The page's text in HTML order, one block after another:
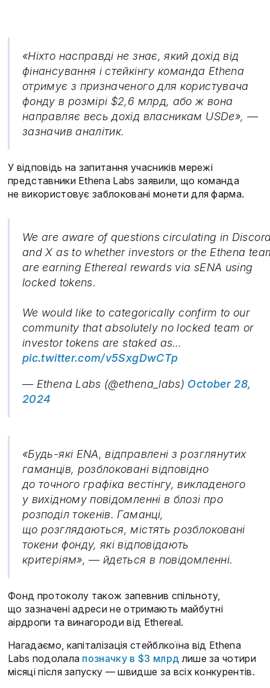
«Ніхто насправді не знає, який дохід від
фінансування і стейкінгу команда Ethena
отримує з призначеного для користувача
фонду в розмірі $2,6 млрд, або ж вона
направляє весь дохід власникам USDe», —
зазначив аналітик.
У відповідь на запитання учасників мережі
представники Ethena Labs заявили, що команда
не використовує заблоковані монети для фарма.
We are aware of questions circulating in
and X as to whether investors or the Ethena
are earning Ethereal rewards via sENA using
locked tokens.
We would like to categorically confirm to our
community that absolutely no locked team or
investor tokens are staked as…
pic.twitter.com/v5SxgDwCTp
— Ethena Labs (@ethena_labs) October 28,
2024
«Будь-які ENA, відправлені з розглянутих
гаманців, розблоковані відповідно
до точного графіка вестінгу, викладеного
у вихідному повідомленні в блозі про
розподіл токенів. Гаманці,
що розглядаються, містять розблоковані
токени фонду, які відповідають
критеріям», — йдеться в повідомленні.
Фонд протоколу також запевнив спільноту,
що зазначені адреси не отримають майбутні
аірдропи та винагороди від Ethereal.
Нагадаємо, капіталізація стейблкоїна від Ethena
Labs подолала позначку в $3 млрд лише за чотири
місяці після запуску — швидше за всіх конкурентів.